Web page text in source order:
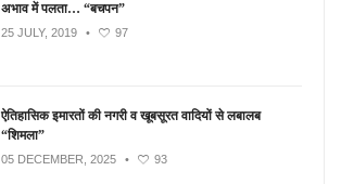
अभाव में पलता… “बचपन”
25 JULY, 2019 • 97
ऐतिहासिक इमारतों की नगरी व खूबसूरत वादियों से लबालब
“शिमला”
05 DECEMBER, 2025 • 93